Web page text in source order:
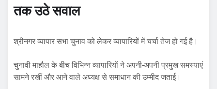
तक उठे सवाल
श्रीनगर व्यापार सभा चुनाव को लेकर व्यापारियों में चर्चा तेज हो गई है।
चुनावी माहौल के बीच विभिन्न व्यापारियों ने अपनी-अपनी प्रमुख समस्याएं
सामने रखीं और आने वाले अध्यक्ष से समाधान की उम्मीद जताई।